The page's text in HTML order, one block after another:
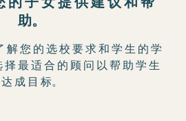
助。
解 您 的 选 校 要 求 和 学 生 的 学
最 适 合 的 顾 问 以 帮 助 学 生
达 成 目 标。